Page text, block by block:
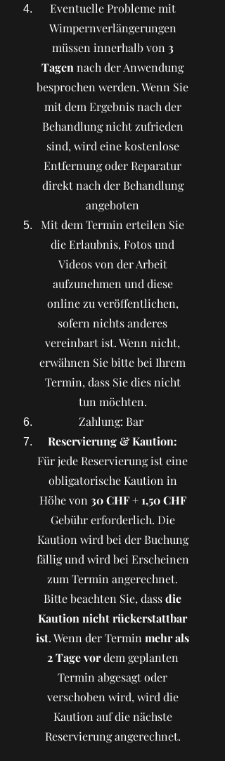
Eventuelle Probleme mit
Wimpernverlängerungen
müssen innerhalb von 3
Tagen nach der Anwendung
besprochen werden. Wenn Sie
mit dem Ergebnis nach der
Behandlung nicht zufrieden
sind, wird eine kostenlose
Entfernung oder Reparatur
direkt nach der Behandlung
angeboten
Mit dem Termin erteilen Sie
die Erlaubnis, Fotos und
Videos von der Arbeit
aufzunehmen und diese
online zu veröffentlichen,
sofern nichts anderes
vereinbart ist. Wenn nicht,
erwähnen Sie bitte bei Ihrem
Termin, dass Sie dies nicht
tun möchten.
Zahlung: Bar
Reservierung & Kaution:
Für jede Reservierung ist eine
obligatorische Kaution in
Höhe von 30 CHF + 1,50 CHF
Gebühr erforderlich. Die
Kaution wird bei der Buchung
fällig und wird bei Erscheinen
zum Termin angerechnet.
Bitte beachten Sie, dassdie
Kaution nicht rückerstattbar
ist. Wenn der Termin mehr als
2 Tage vordem geplanten
Termin abgesagt oder
verschoben wird, wird die
Kaution auf die nächste
Reservierung angerechnet.